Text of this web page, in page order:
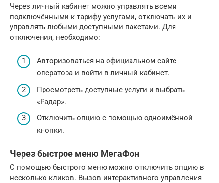
Через личный кабинет можно управлять всеми
подключёнными к тарифу услугами, отключать их и
управлять любыми доступными пакетами. Для
отключения, необходимо:
Авторизоваться на официальном сайте
оператора и войти в личный кабинет.
Просмотреть доступные услуги и выбрать
«Радар».
Отключить опцию с помощью одноимённой
кнопки.
Через быстрое меню МегаФон
С помощью быстрого меню можно отключить опцию в
несколько кликов. Вызов интерактивного управления